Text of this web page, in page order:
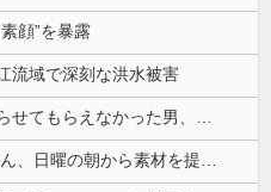
顔”を暴露
流域で深刻な洪水被害
立ちんぼを買うもキモすぎてヤらせてもらえなかった男、代わりの足コキでまさかの大量身寸米青ｗｗｗ
【画像】 サンモニの女子アナさん、日曜の朝から素材を提供してしまう